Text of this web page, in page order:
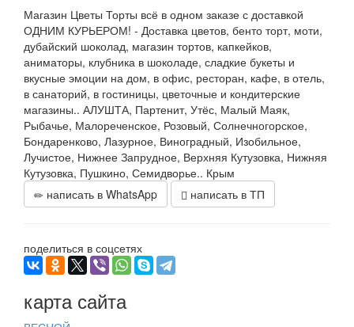
Магазин Цветы Торты всё в одном заказе с доставкой
ОДНИМ КУРЬЕРОМ! - Доставка цветов, бенто торт, моти,
дубайский шоколад, магазин тортов, капкейков,
аниматоры, клубника в шоколаде, сладкие букеты и
вкусные эмоции на дом, в офис, ресторан, кафе, в отель,
в санаторий, в гостиницы, цветочные и кондитерские
магазины.. АЛУШТА, Партенит, Утёс, Малый Маяк,
Рыбачье, Малореченское, Розовый, Солнечногорское,
Бондаренково, Лазурное, Виноградный, Изобильное,
Лучистое, Нижнее Запрудное, Верхняя Кутузовка, Нижняя
Кутузовка, Пушкино, Семидворье.. Крым
написать в WhatsApp
написать в ТП
поделиться в соцсетях
карта сайта